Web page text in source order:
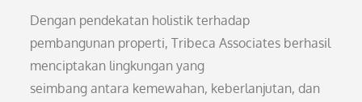
Dengan pendekatan holistik terhadap
pembangunan properti, Tribeca Associates berhasil
menciptakan lingkungan yang
seimbang antara kemewahan, keberlanjutan, dan